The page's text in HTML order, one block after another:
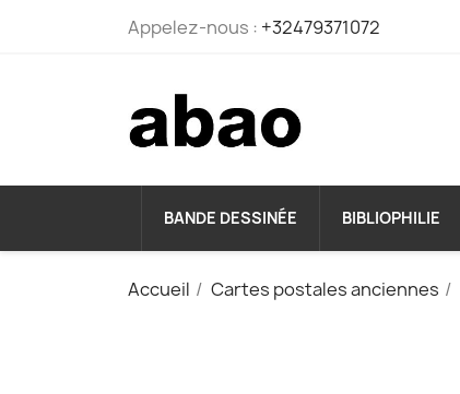
Appelez-nous : +32479371072
BANDE DESSINÉE BIBLIOPHILIE
Accueil Cartes postales anciennes